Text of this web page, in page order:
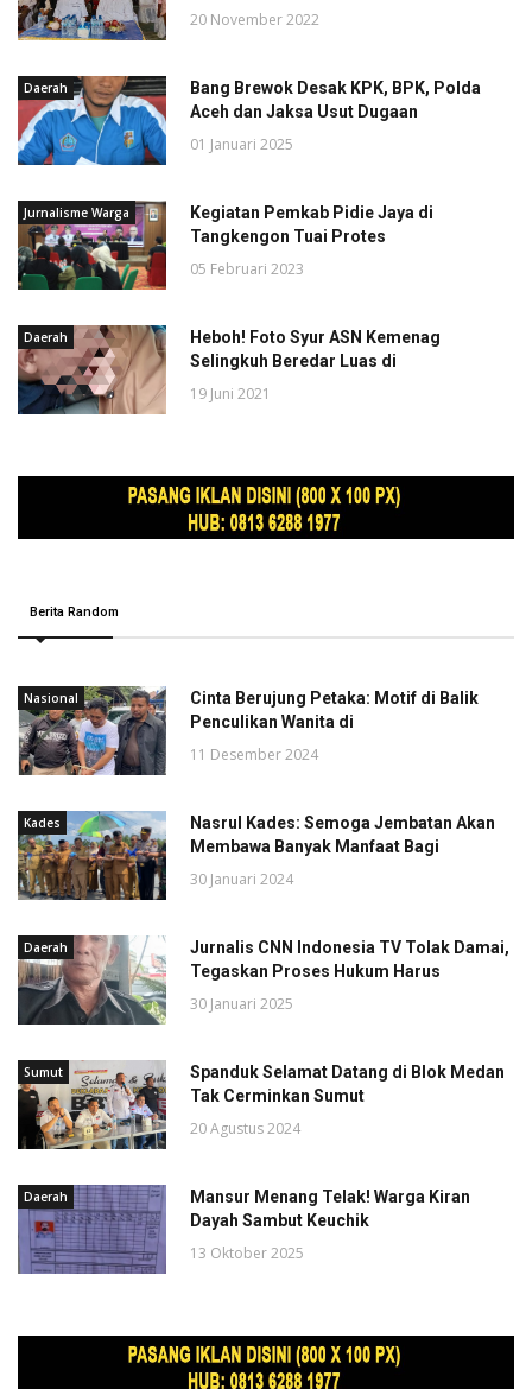
20 November 2022
Daerah
Bang Brewok Desak KPK, BPK, Polda
Aceh dan Jaksa Usut Dugaan
01 Januari 2025
Jurnalisme Warga
Kegiatan Pemkab Pidie Jaya di
Tangkengon Tuai Protes
05 Februari 2023
Daerah
Heboh! Foto Syur ASN Kemenag
Selingkuh Beredar Luas di
19 Juni 2021
Berita Random
Nasional
Cinta Berujung Petaka: Motif di Balik
Penculikan Wanita di
11 Desember 2024
Kades
Nasrul Kades: Semoga Jembatan Akan
Membawa Banyak Manfaat Bagi
30 Januari 2024
Daerah
Jurnalis CNN Indonesia TV Tolak Damai,
Tegaskan Proses Hukum Harus
30 Januari 2025
Sumut
Spanduk Selamat Datang di Blok Medan
Tak Cerminkan Sumut
20 Agustus 2024
Daerah
Mansur Menang Telak! Warga Kiran
Dayah Sambut Keuchik
13 Oktober 2025